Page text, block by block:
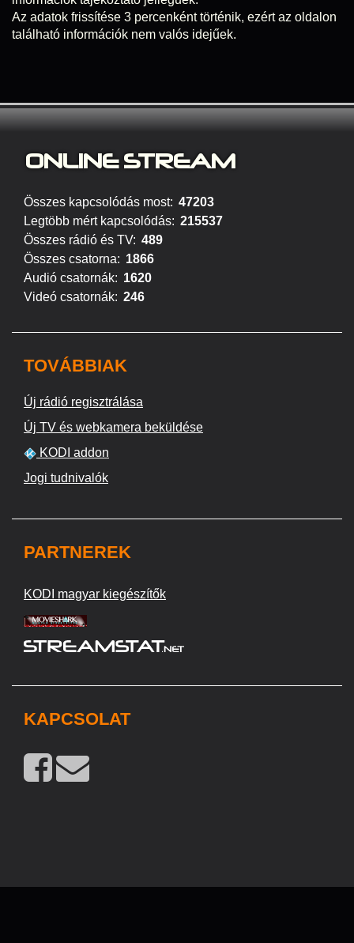
Az adatok frissítése 3 percenként történik, ezért az oldalon
található információk nem valós idejűek.
ONLINE STREAM
Összes kapcsolódás most: 47203
Legtöbb mért kapcsolódás: 215537
Összes rádió és TV: 489
Összes csatorna: 1866
Audió csatornák: 1620
Videó csatornák: 246
TOVÁBBIAK
Új rádió regisztrálása
Új TV és webkamera beküldése
KODI addon
Jogi tudnivalók
PARTNEREK
KODI magyar kiegészítők
KAPCSOLAT